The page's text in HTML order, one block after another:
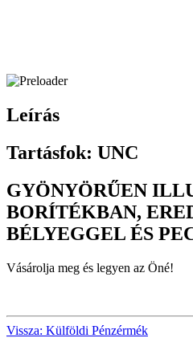
Leírás
Tartásfok: UNC
GYÖNYÖRŰEN
BORÍTÉKBAN,
BÉLYEGGEL ÉS
Vásárolja meg és legyen az Öné!
Vissza: Külföldi Pénzérmék